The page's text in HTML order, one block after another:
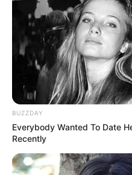
www.jasb.com.br.
Edição Geral: JASB.
Encaminhamento de denúncia ao
BUZZDAY
Everybody Wanted To Date
Recently